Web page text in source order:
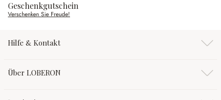
Geschenkgutschein
Verschenken Sie Freude!
Hilfe & Kontakt
Über LOBERON